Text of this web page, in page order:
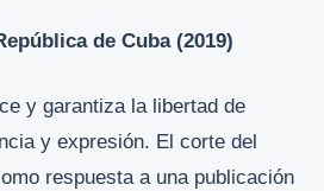
de Cuba (2019)
y garantiza la libertad de
y expresión. El corte del
respuesta a una publicación